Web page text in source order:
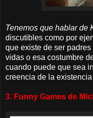
Tenemos que hablar de
discutibles como por
que existe de ser
vidas o esa costumbre
cuando puede que sea
creencia de la
3. Funny Games de